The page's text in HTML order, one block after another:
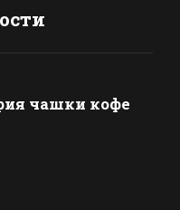
чашки кофе